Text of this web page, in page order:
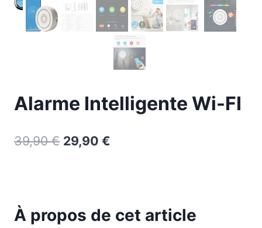
Alarme Intelligente Wi-FI
39,90€ 29,90 €
À propos de cet article